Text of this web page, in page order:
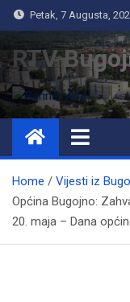
Petak, 7 Augusta,
RTV
Home
Vijesti iz
Općina Bugojno:
20. maja – Dana